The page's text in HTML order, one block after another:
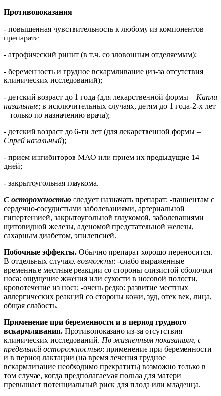
Противопоказания
- повышенная чувствительность к любому из компонентов
препарата;
- атрофический ринит (в т.ч. со зловонным отделяемым);
- беременность и грудное вскармливание (из-за отсутствия
клинических исследований);
- детский возраст до 1 года (для лекарственной формы – Капли
назальные; в исключительных случаях, детям до 1 года-2-х лет
– только по назначению врача);
- детский возраст до 6-ти лет (для лекарственной формы –
Спрей назальный);
- прием ингибиторов МАО или прием их предыдущие 14
дней;
- закрытоугольная глаукома.
С осторожностью следует назначать препарат: -пациентам с
сердечно-сосудистыми заболеваниями, артериальной
гипертензией, закрытоугольной глаукомой, заболеваниями
щитовидной железы, аденомой предстательной железы,
сахарным диабетом, эпилепсией.
Побочные эффекты. Обычно препарат хорошо переносится.
В отдельных случаях возможны: -слабо выраженные
временные местные реакции со стороны слизистой оболочки
носа: ощущение жжения или сухости в носовой полости,
кровотечение из носа; -очень редко: развитие местных
аллергических реакций со стороны кожи, зуд, отек век, лица,
общая слабость.
Применение при беременности и в период грудного
вскармливания. Противопоказано из-за отсутствия
клинических исследований. По жизненным показаниям, с
предельной осторожностью: применение при беременности
и в период лактации (на время лечения грудное
вскармливание необходимо прекратить) возможно только в
том случае, когда предполагаемая польза для матери
превышает потенциальный риск для плода или младенца.